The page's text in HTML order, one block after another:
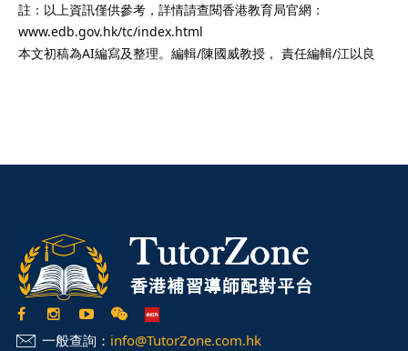
註：以上資訊僅供參考，詳情請查閱香港教育局官網：
www.edb.gov.hk/tc/index.html
本文初稿為AI編寫及整理。編輯/陳國威教授， 責任編輯/江以良
一般查詢： info@TutorZone.com.hk